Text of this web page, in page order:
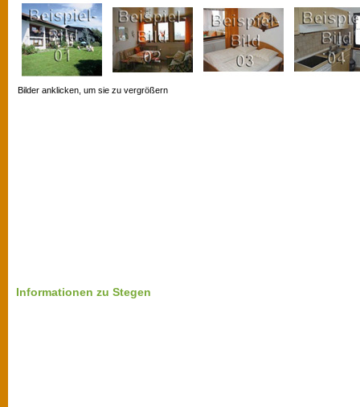
Bilder anklicken, um sie zu vergrößern
Informationen zu Stegen